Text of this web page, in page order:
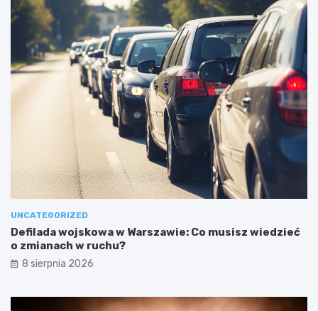
UNCATEGORIZED
Defilada wojskowa w Warszawie: Co musisz wiedzieć
o zmianach w ruchu?
8 sierpnia 2026